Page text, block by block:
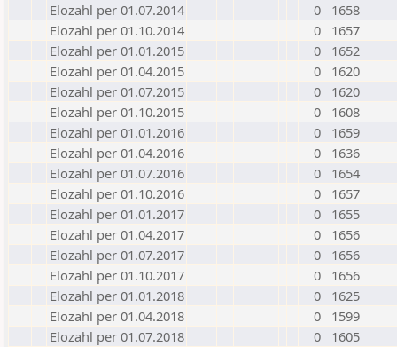
Elozahl per 01.07.2014
0
1658
Elozahl per 01.10.2014
0
1657
Elozahl per 01.01.2015
0
1652
Elozahl per 01.04.2015
0
1620
Elozahl per 01.07.2015
0
1620
Elozahl per 01.10.2015
0
1608
Elozahl per 01.01.2016
0
1659
Elozahl per 01.04.2016
0
1636
Elozahl per 01.07.2016
0
1654
Elozahl per 01.10.2016
0
1657
Elozahl per 01.01.2017
0
1655
Elozahl per 01.04.2017
0
1656
Elozahl per 01.07.2017
0
1656
Elozahl per 01.10.2017
0
1656
Elozahl per 01.01.2018
0
1625
Elozahl per 01.04.2018
0
1599
Elozahl per 01.07.2018
0
1605